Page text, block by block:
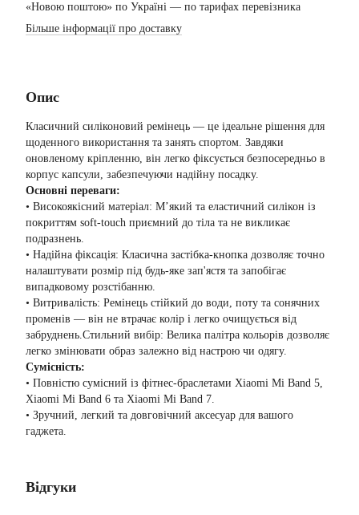
«Новою поштою» по Україні — по тарифах перевізника
Більше інформації про доставку
Опис
Класичний силіконовий ремінець — це ідеальне рішення для
щоденного використання та занять спортом. Завдяки
оновленому кріпленню, він легко фіксується безпосередньо в
корпус капсули, забезпечуючи надійну посадку.
Основні переваги:
• Високоякісний матеріал: М’який та еластичний силікон із
покриттям soft-touch приємний до тіла та не викликає
подразнень.
• Надійна фіксація: Класична застібка-кнопка дозволяє точно
налаштувати розмір під будь-яке зап'ястя та запобігає
випадковому розстібанню.
• Витривалість: Ремінець стійкий до води, поту та сонячних
променів — він не втрачає колір і легко очищується від
забруднень.Стильний вибір: Велика палітра кольорів дозволяє
легко змінювати образ залежно від настрою чи одягу.
Сумісність:
• Повністю сумісний із фітнес-браслетами Xiaomi Mi Band 5,
Xiaomi Mi Band 6 та Xiaomi Mi Band 7.
• Зручний, легкий та довговічний аксесуар для вашого
гаджета.
Відгуки